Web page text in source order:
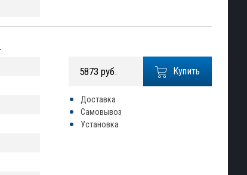
Купить
5873 руб.
Доставка
Самовывоз
Установка